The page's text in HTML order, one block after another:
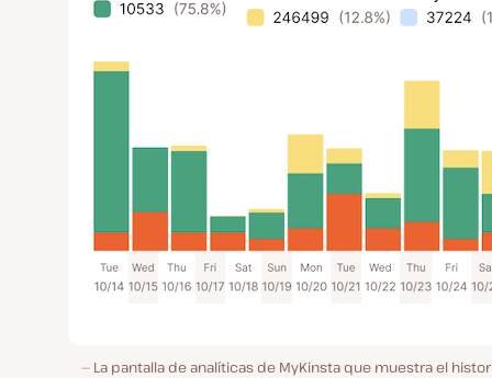
La pantalla de analíticas de MyKinsta que muestra el